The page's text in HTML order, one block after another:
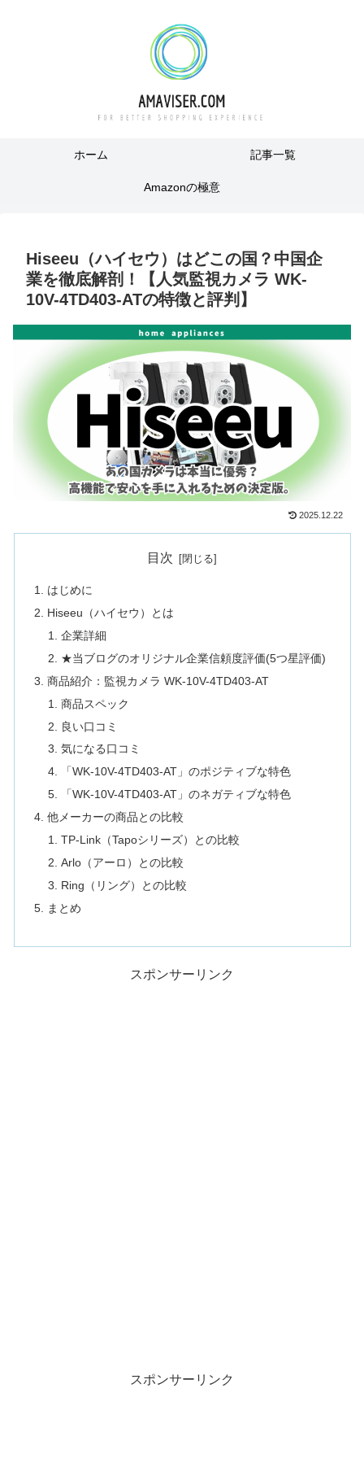
ホーム 記事一覧
Amazonの極意
Hiseeu（ハイセウ）はどこの国？中国企
業を徹底解剖！【人気監視カメラ WK-
10V-4TD403-ATの特徴と評判】
2025.12.22
目次
はじめに
Hiseeu（ハイセウ）とは
企業詳細
★当ブログのオリジナル企業信頼度評価(5つ星評価)
商品紹介：監視カメラ WK-10V-4TD403-AT
商品スペック
良い口コミ
気になる口コミ
「WK-10V-4TD403-AT」のポジティブな特色
「WK-10V-4TD403-AT」のネガティブな特色
他メーカーの商品との比較
TP-Link（Tapoシリーズ）との比較
Arlo（アーロ）との比較
Ring（リング）との比較
まとめ
スポンサーリンク
スポンサーリンク